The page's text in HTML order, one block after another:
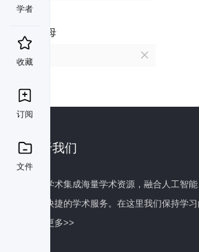
学者
收藏
订阅
文件
首字母
关于我们
百度学术集成海量学术资源，融合人工智
全面快捷的学术服务。在这里我们保持学
了解更多>>